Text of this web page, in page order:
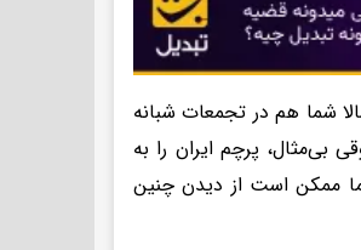
شما هم در تجمعات شبانه
بی‌مثال، پرچم ایران را به
ما ممکن است از دیدن چنین